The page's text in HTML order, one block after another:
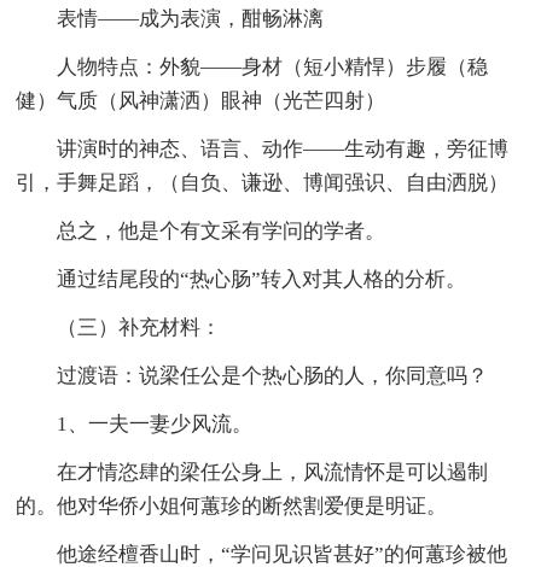
表情——成为表演，酣畅淋漓
人物特点：外貌——身材（短小精悍）步履（稳
健）气质（风神潇洒）眼神（光芒四射）
讲演时的神态、语言、动作——生动有趣，旁征博
引，手舞足蹈，（自负、谦逊、博闻强识、自由洒脱）
总之，他是个有文采有学问的学者。
通过结尾段的“热心肠”转入对其人格的分析。
（三）补充材料：
过渡语：说梁任公是个热心肠的人，你同意吗？
1、一夫一妻少风流。
在才情恣肆的梁任公身上，风流情怀是可以遏制
的。他对华侨小姐何蕙珍的断然割爱便是明证。
他途经檀香山时，“学问见识皆甚好”的何蕙珍被他